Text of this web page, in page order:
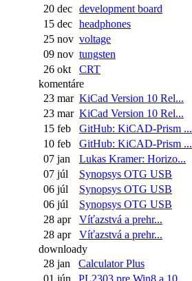
20 dec development board
15 dec headphones
25 nov voltage
09 nov tungsten
26 okt
CRT
komentáre
23 mar KiCad Version 10 Rel...
23 mar KiCad Version 10 Rel...
15 feb
GitHub: KiCAD-Prism ...
10 feb
GitHub: KiCAD-Prism ...
07 jan
Lukas Kramer: Horizo...
07 júl
Synopsys OTG USB
06 júl
Synopsys OTG USB
06 júl
Synopsys OTG USB
28 apr
Víťazstvá a prehr...
28 apr
Víťazstvá a prehr...
downloady
28 jan
Calculator Plus
01 jún
PL2303 pre Win8 a 10